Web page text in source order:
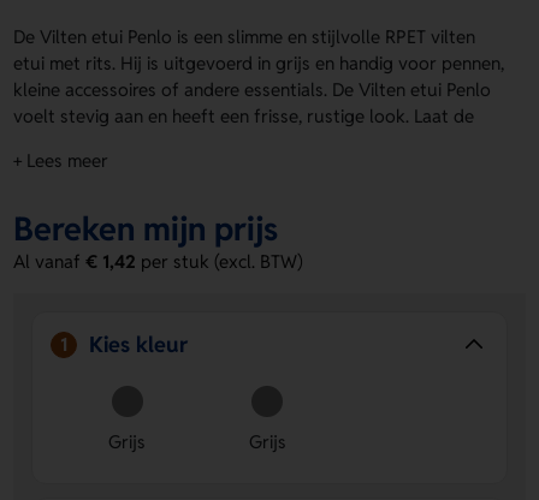
De Vilten etui Penlo is een slimme en stijlvolle RPET vilten
etui met rits. Hij is uitgevoerd in grijs en handig voor pennen,
kleine accessoires of andere essentials. De Vilten etui Penlo
voelt stevig aan en heeft een frisse, rustige look. Laat de
eigen ontwerp voor een persoonlijke touch. Bestel of vraag
Voordelen van de Vilten etui Penlo
Achterzijde.
Stevige RPET vilten afwerking
materiaal en fijn voor dagelijks gebruik.
Handig en compact
Met rits en een praktisch formaat
voor pennen en kleine spullen.
+ Lees meer
Bereken mijn prijs
Al vanaf€ 1,42 per stuk (excl. BTW)
1 Kies kleur
Grijs Grijs